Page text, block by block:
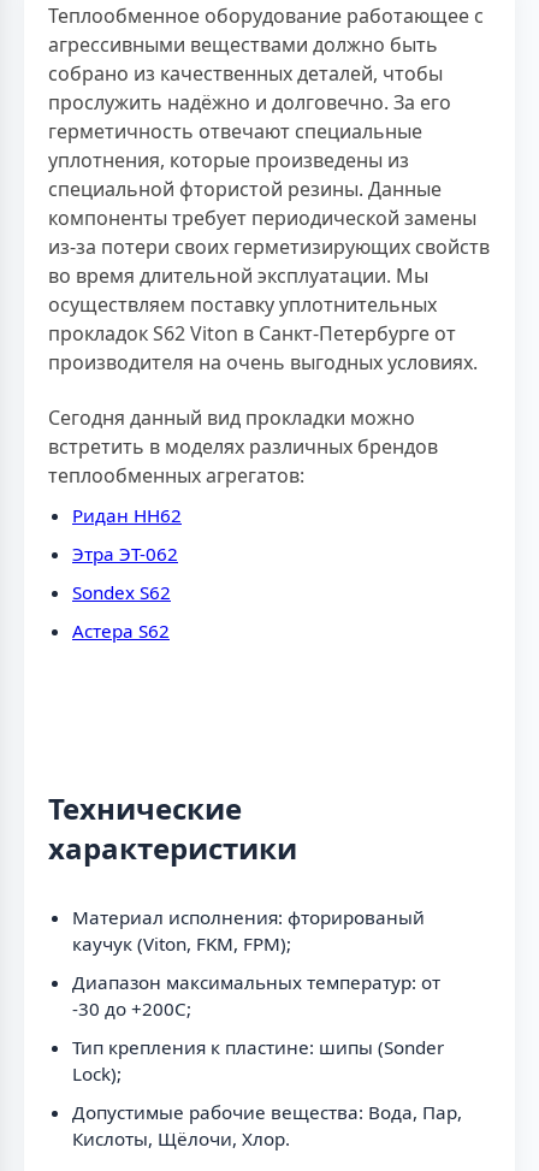
Теплообменное оборудование работающее с
агрессивными веществами должно быть
собрано из качественных деталей, чтобы
прослужить надёжно и долговечно. За его
герметичность отвечают специальные
уплотнения, которые произведены из
специальной фтористой резины. Данные
компоненты требует периодической замены
из-за потери своих герметизирующих свойств
во время длительной эксплуатации. Мы
осуществляем поставку уплотнительных
прокладок S62 Viton в Санкт-Петербурге от
производителя на очень выгодных условиях.
Сегодня данный вид прокладки можно
встретить в моделях различных брендов
теплообменных агрегатов:
Ридан НН62
Этра ЭТ-062
Sondex S62
Астера S62
Технические
характеристики
Материал исполнения: фторированый
каучук (Viton, FKM, FPM);
Диапазон максимальных температур: от
-30 до +200C;
Тип крепления к пластине: шипы (Sonder
Lock);
Допустимые рабочие вещества: Вода, Пар,
Кислоты, Щёлочи, Хлор.